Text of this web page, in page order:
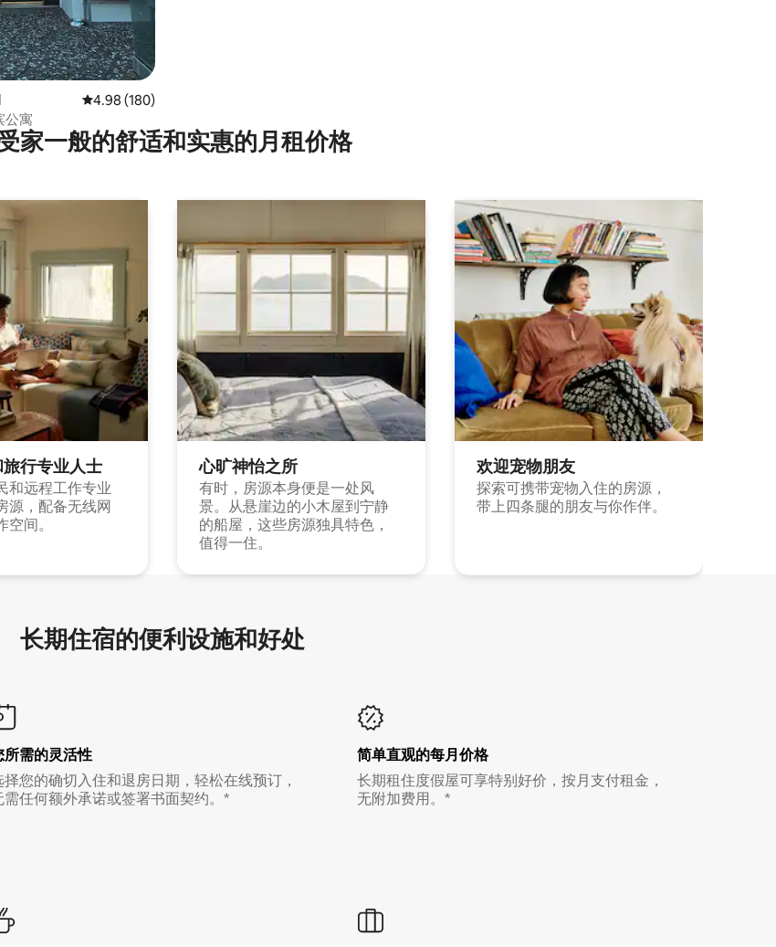
共 59 条评价
平均评分 4.98 分（满分 5 分），共 180 条评价
4.98 (180)
公寓
家一般的舒适和实惠的月租价格
行专业人士
和远程工作专业
源，配备无线网
间。
心旷神怡之所
有时，房源本身便是一处风
景。从悬崖边的小木屋到宁静
的船屋，这些房源独具特色，
值得一住。
欢迎宠物朋友
探索可携带宠物入住的房源，
带上四条腿的朋友与你作伴。
长期住宿的便利设施和好处
所需的灵活性
择您的确切入住和退房日期，轻松在线预订，
需任何额外承诺或签署书面契约。*
简单直观的每月价格
长期租住度假屋可享特别好价，按月支付租金，
无附加费用。*